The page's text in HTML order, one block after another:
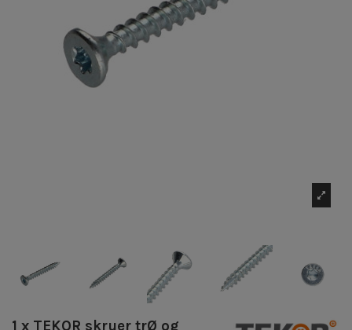
1 x TEKOR skruer trØ og